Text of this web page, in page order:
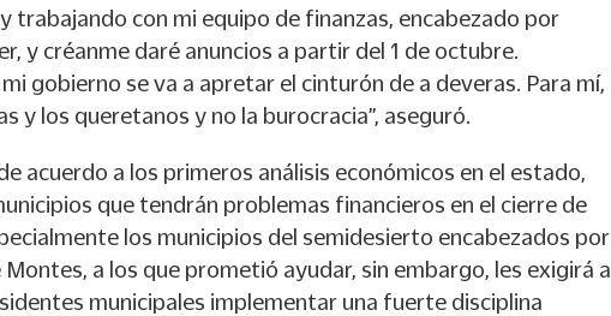
trabajando con mi equipo de finanzas, encabezado por
y créanme daré anuncios a partir del 1 de octubre.
gobierno se va a apretar el cinturón de a deveras. Para mí,
y los queretanos y no la burocracia”, aseguró.
acuerdo a los primeros análisis económicos en el estado,
que tendrán problemas financieros en el cierre de
los municipios del semidesierto encabezados por
a los que prometió ayudar, sin embargo, les exigirá a
municipales implementar una fuerte disciplina